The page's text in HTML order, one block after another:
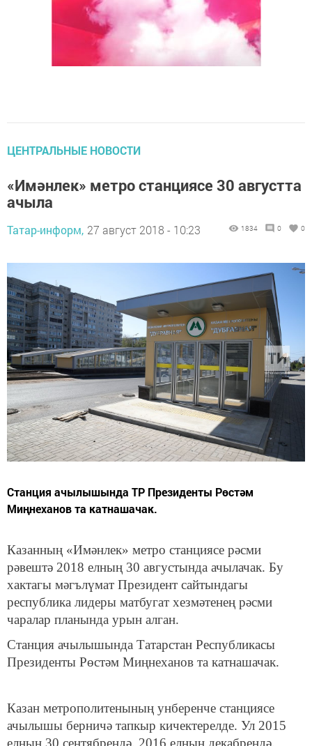
ЦЕНТРАЛЬНЫЕ НОВОСТИ
«Имәнлек» метро станциясе 30 августта
ачыла
Татар-информ, 27 август 2018 - 10:23 1834 0 0
Станция ачылышында ТР Президенты Рөстәм
Миңнеханов та катнашачак.
Казанның «Имәнлек» метро станциясе рәсми
рәвештә 2018 елның 30 августында ачылачак. Бу
хактагы мәгълүмат Президент сайтындагы
республика лидеры матбугат хезмәтенең рәсми
чаралар планында урын алган.
Станция ачылышында Татарстан Республикасы
Президенты Рөстәм Миңнеханов та катнашачак.
Казан метрополитенының унберенче станциясе
ачылышы берничә тапкыр кичектерелде. Ул 2015
елның 30 сентябрендә, 2016 елның декабрендә,